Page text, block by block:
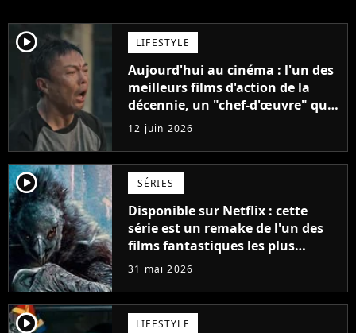
player2 LIFESTYLE
Aujourd'hui au cinéma : l'un des
meilleurs films d'action de la
décennie, un "chef-d'œuvre" qui
rappelle les meilleurs films d'arts
martiaux
12 juin 2026
player2 SÉRIES
Disponible sur Netflix : cette
série est un remake de l'un des
films fantastiques les plus
populaires des années 80
31 mai 2026
player2 LIFESTYLE